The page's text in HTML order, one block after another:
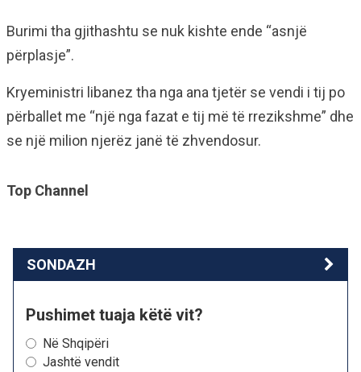
Burimi tha gjithashtu se nuk kishte ende “asnjë
përplasje”.
Kryeministri libanez tha nga ana tjetër se vendi i tij po
përballet me “një nga fazat e tij më të rrezikshme” dhe
se një milion njerëz janë të zhvendosur.
Top Channel
SONDAZH
Pushimet tuaja këtë vit?
Në Shqipëri
Jashtë vendit